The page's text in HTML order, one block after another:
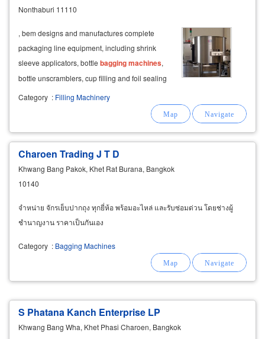
Nonthaburi 11110
, bem designs and manufactures complete
packaging line equipment, including shrink
sleeve applicators, bottle baggingmachines,
bottle unscramblers, cup filling and foil sealing
machines
, carton packaging systems, hot melt
, robotic
Category : Filling Machinery
Charoen Trading J T D
Khwang Bang Pakok, Khet Rat Burana, Bangkok
10140
จำหน่าย จักรเย็บปากถุง ทุกยี่ห้อ พร้อมอะไหล่ และรับซ่อมด่วน โดยช่างผู้
ชำนาญงาน ราคาเป็นกันเอง
Category : Bagging Machines
S Phatana Kanch Enterprise LP
Khwang Bang Wha, Khet Phasi Charoen, Bangkok